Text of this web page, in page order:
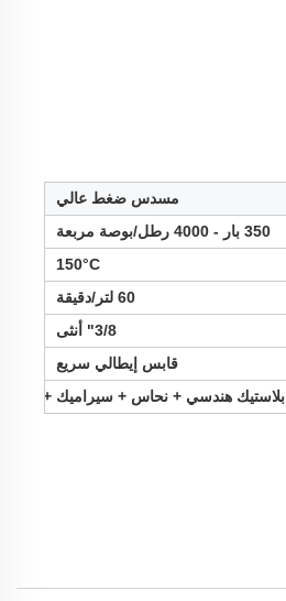
مسدس ضغط عالي
350 بار - 4000 رطل/بوصة مربعة
150°C
60 لتر/دقيقة
3/8" أنثى
قابس إيطالي سريع
بلاستيك هندسي + نحاس + سيراميك + فولاذ